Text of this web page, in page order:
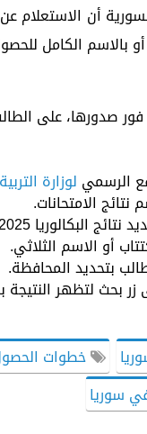
أن
أو بالاسم الكامل
صدورها، على
الرسمي لوزارة
الامتحانات.
البكالوريا 2025.
أو الاسم الثلاثي.
بتحديد المحافظة.
زر بحث لتظهر
خطوات
في سوريا